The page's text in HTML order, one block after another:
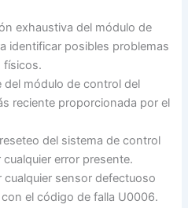
exhaustiva del módulo de
identificar posibles problemas
físicos.
del módulo de control del
reciente proporcionada por el
del sistema de control
error presente.
cualquier sensor defectuoso
el código de falla U0006.